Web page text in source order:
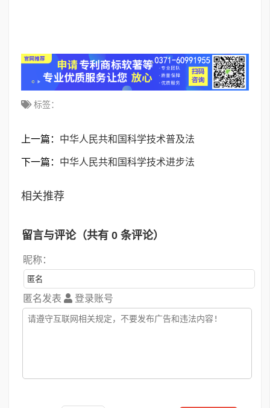
标签：
上一篇： 中华人民共和国科学技术普及法
下一篇： 中华人民共和国科学技术进步法
相关推荐
留言与评论（共有 0 条评论）
昵称：
匿名发表 登录账号